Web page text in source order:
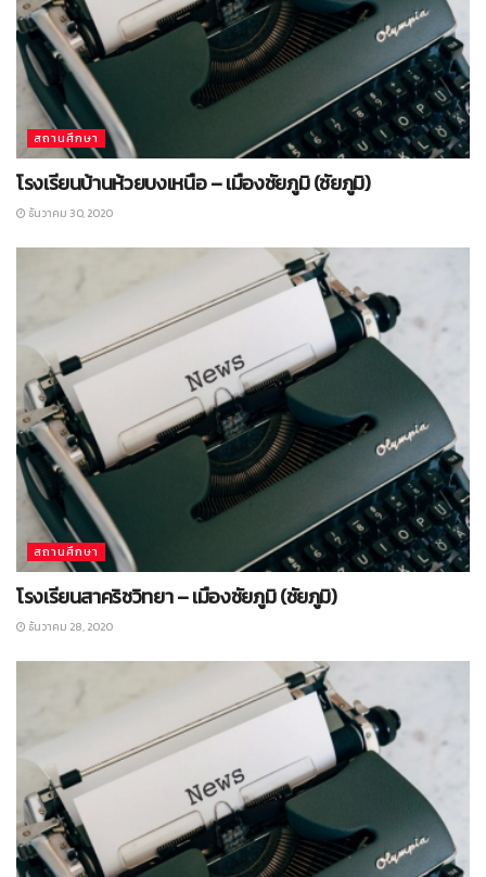
สถานศึกษา
โรงเรียนบ้านห้วยบงเหนือ – เมืองชัยภูมิ (ชัยภูมิ)
ธันวาคม 30, 2020
สถานศึกษา
โรงเรียนสาคริชวิทยา – เมืองชัยภูมิ (ชัยภูมิ)
ธันวาคม 28, 2020